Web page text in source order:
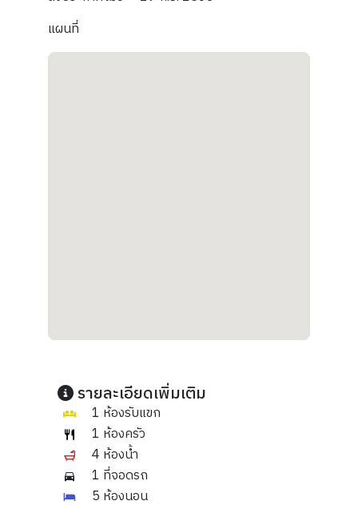
แผนที่
รายละเอียดเพิ่มเติม
1 ห้องรับแขก
1 ห้องครัว
4 ห้องน้ำ
1 ที่จอดรถ
5 ห้องนอน